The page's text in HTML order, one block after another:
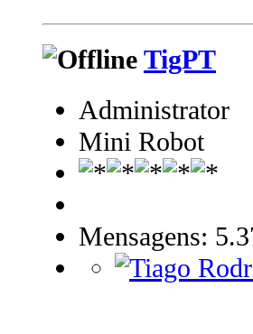
TigPT
Administrator
Mini Robot
Mensagens: